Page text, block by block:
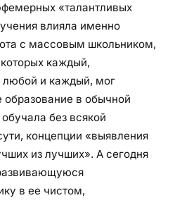
«талантливых
влияла именно
с массовым школьником,
каждый,
и каждый, мог
образование в обычной
без всякой
концепции «выявления
из лучших». А сегодня
в ее чистом,